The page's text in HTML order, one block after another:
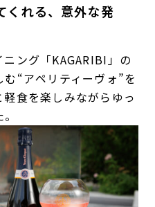
くれる、意外な発
ング「KAGARIBI」の
“アペリティーヴォ”を
食を楽しみながらゆっ